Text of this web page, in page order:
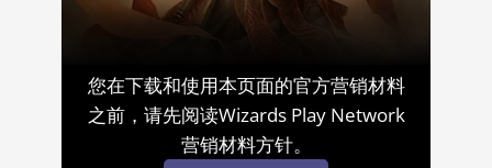
您在下载和使用本页面的官方营销材料
之前，请先阅读Wizards Play Network
营销材料方针。